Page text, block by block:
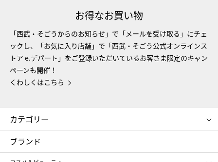
お得なお買い物
「西武・そごうからのお知らせ」で「メールを受け取る」にチェ
ックし、「お気に入り店舗」で「西武・そごう公式オンラインス
トア e.デパート」をご登録いただいているお客さま限定のキャン
ペーンも開催！
くわしくはこちら
カテゴリー
コスメ＆ビューティー
ギフト
レディース
ブランド